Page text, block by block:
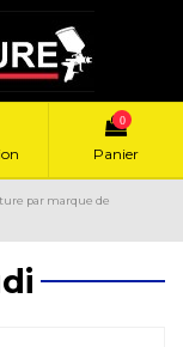
0
Panier
par marque de